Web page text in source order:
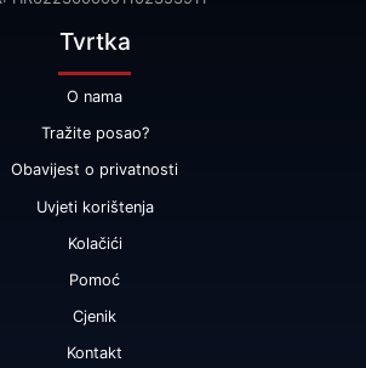
Tvrtka
O nama
Tražite posao?
Obavijest o privatnosti
Uvjeti korištenja
Kolačići
Pomoć
Cjenik
Kontakt